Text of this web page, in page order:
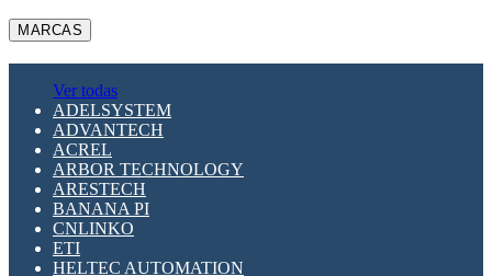
MARCAS
Ver todas
ADELSYSTEM
ADVANTECH
ACREL
ARBOR TECHNOLOGY
ARESTECH
BANANA PI
CNLINKO
ETI
HELTEC AUTOMATION